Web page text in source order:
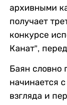
архивными
получает
конкурсе
Канат”,
Баян словно
начинается
взгляда и